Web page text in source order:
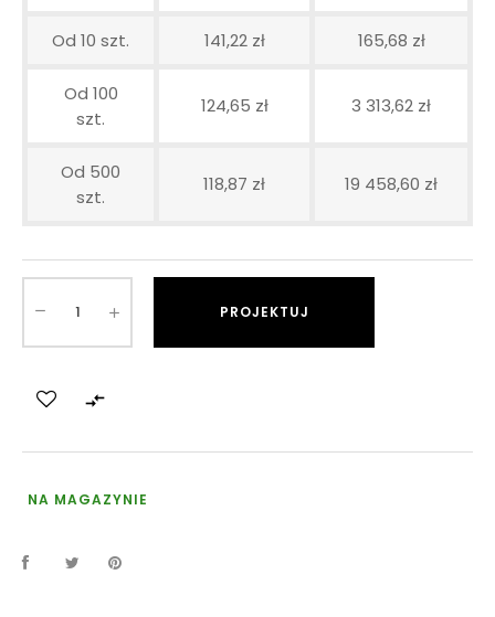
Od 10 szt. 141,22 zł 165,68 zł
Od 100
szt.
124,65 zł 3 313,62 zł
Od 500
szt.
118,87 zł 19 458,60 zł
PROJEKTUJ

NA MAGAZYNIE